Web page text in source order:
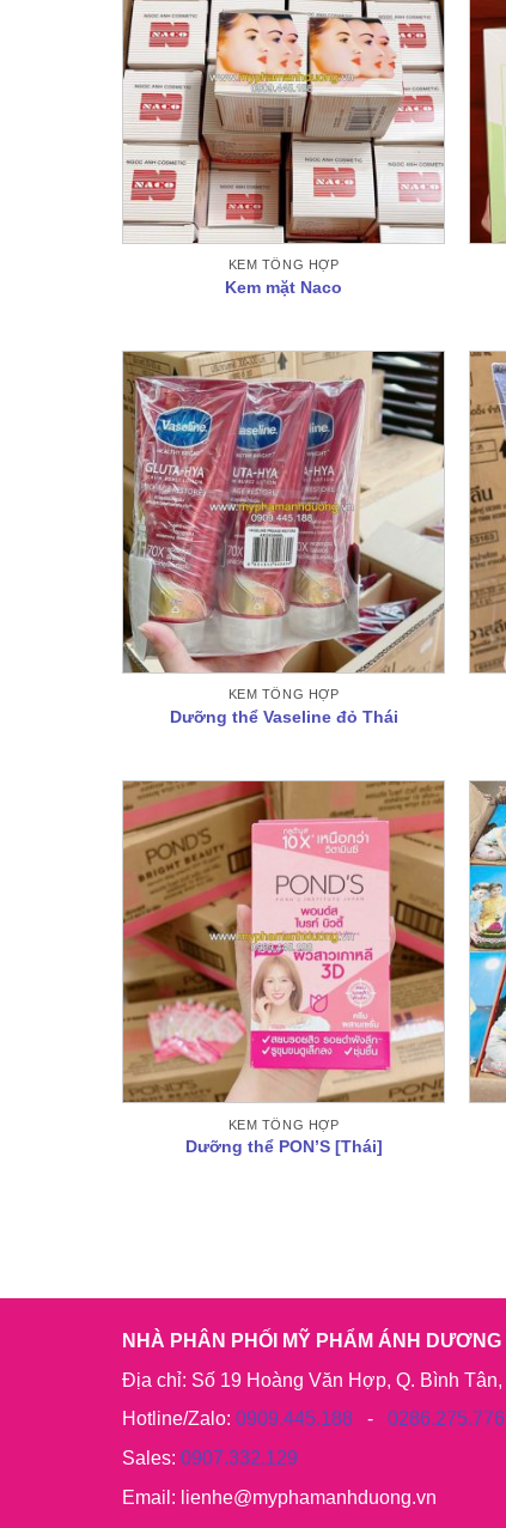
KEM TỔNG HỢP
Kem mặt Naco
KEM TỔNG HỢP
Dưỡng thể Vaseline đỏ Thái
KEM TỔNG HỢP
Dưỡng thể PON’S [Thái]
NHÀ PHÂN PHỐI MỸ PHẨM ÁNH DƯƠNG
Địa chỉ: Số 19 Hoàng Văn Hợp, Q. Bình Tân,
Hotline/Zalo: 0909.445.188 -
Sales: 0907.332.129
Email: lienhe@myphamanhduong.vn